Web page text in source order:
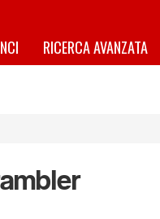
RICERCA AVANZATA